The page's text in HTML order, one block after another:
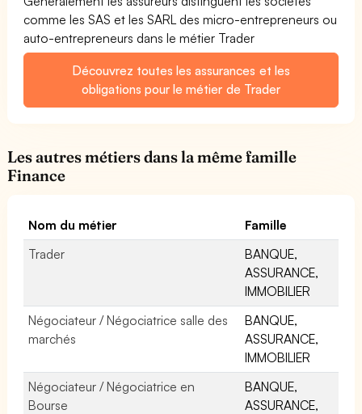
comme les SAS et les SARL des micro-entrepreneurs ou
auto-entrepreneurs dans le métier Trader
Découvrez toutes les assurances et les
obligations pour le métier de Trader
Les autres métiers dans la même famille
Finance
Nom du métier
Famille
Trader
BANQUE,
ASSURANCE,
IMMOBILIER
Négociateur / Négociatrice salle des
marchés
BANQUE,
ASSURANCE,
IMMOBILIER
Négociateur / Négociatrice en
Bourse
BANQUE,
ASSURANCE,